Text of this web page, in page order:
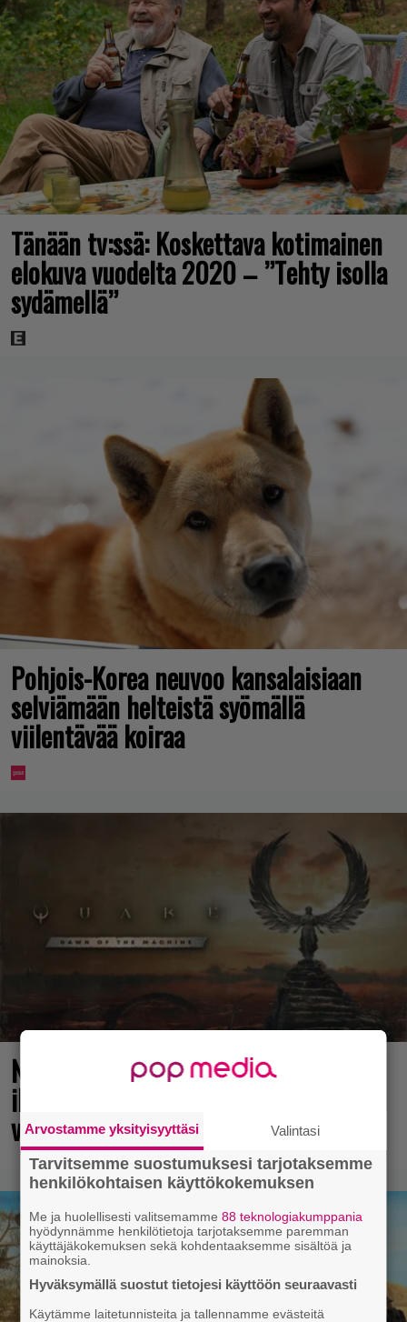
Tänään tv:ssä: Koskettava kotimainen
elokuva vuodelta 2020 – ”Tehty isolla
sydämellä”
Pohjois-Korea neuvoo kansalaisiaan
selviämään helteistä syömällä
viilentävää koiraa
No johan pomppasi: 30 vuotta sitten
ilmestynyt klassikkoräiskintä sai
valtavasti lisää sisältöä
Arvostamme yksityisyyttäsi Valintasi
Tarvitsemme suostumuksesi tarjotaksemme
henkilökohtaisen käyttökokemuksen
Me ja huolellisesti valitsemamme88 teknologiakumppania
hyödynnämme henkilötietoja tarjotaksemme paremman
käyttäjäkokemuksen sekä kohdentaaksemme sisältöä ja
mainoksia.
Hyväksymällä suostut tietojesi käyttöön seuraavasti
Käytämme laitetunnisteita ja tallennamme evästeitä